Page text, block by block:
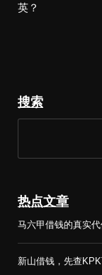
英？
搜索
a
c
热点文章
马六甲借钱的真实
新山借钱，先查